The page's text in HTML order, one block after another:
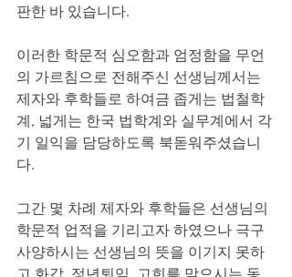
판한 바 있습니다.
이러한 학문적 심오함과 엄정함을 무언
의 가르침으로 전해주신 선생님께서는
제자와 후학들로 하여금 좁게는 법철학
계, 넓게는 한국 법학계와 실무계에서 각
기 일익을 담당하도록 북돋워주셨습니
다.
그간 몇 차례 제자와 후학들은 선생님의
학문적 업적을 기리고자 하였으나 극구
사양하시는 선생님의 뜻을 이기지 못하
고 화갑, 정년퇴임, 고희를 맞으시는 동